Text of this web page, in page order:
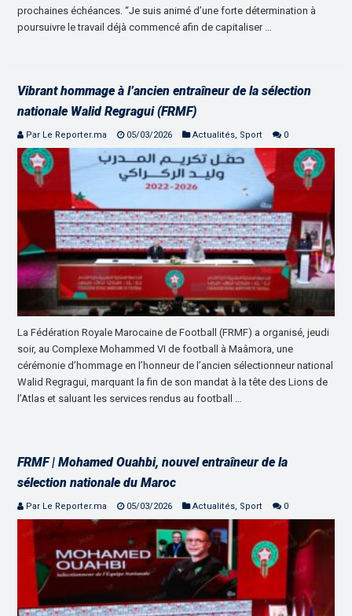
prochaines échéances. “Je suis animé d’une forte détermination à
poursuivre le travail déjà commencé afin de capitaliser …
Vibrant hommage à l’ancien entraîneur de la sélection
nationale Walid Regragui (FRMF)
Par Le Reporter.ma 05/03/2026 Actualités, Sport 0
La Fédération Royale Marocaine de Football (FRMF) a organisé, jeudi
soir, au Complexe Mohammed VI de football à Maâmora, une
cérémonie d’hommage en l’honneur de l’ancien sélectionneur national
Walid Regragui, marquant la fin de son mandat à la tête des Lions de
l’Atlas et saluant les services rendus au football …
FRMF | Mohamed Ouahbi, nouvel entraîneur de la
sélection nationale du Maroc
Par Le Reporter.ma 05/03/2026 Actualités, Sport 0